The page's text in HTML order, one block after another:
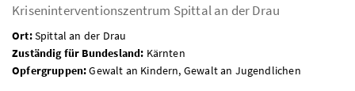
Kriseninterventionszentrum Spittal an der Drau
Ort:Spittal an der Drau
Zuständig für Bundesland: Kärnten
Opfergruppen:Gewalt an Kindern, Gewalt an Jugendlichen